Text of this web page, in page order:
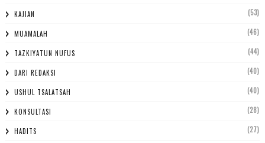
KAJIAN (53)
MUAMALAH (46)
TAZKIYATUN NUFUS (44)
DARI REDAKSI (40)
USHUL TSALATSAH (40)
KONSULTASI (28)
HADITS (27)